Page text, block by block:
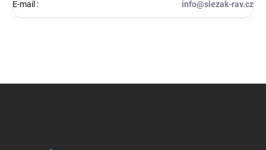
E-mail : info@slezak-rav.cz